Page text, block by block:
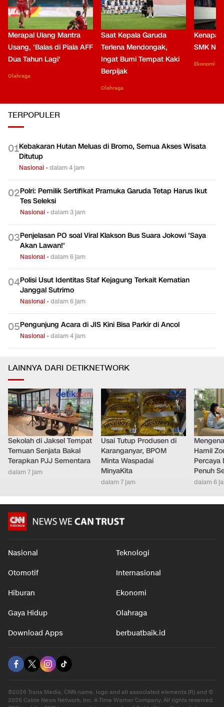
Merapal Ulang Mantra
Usang, 'Balas di Piala AFF
Dua Tahun Lagi'
Olahraga
Saat Kepala Garuda
Terlena Mendongak,
Ingat Bumi Tempat Kaki
Berpijak
Olahraga
Kenapa
SMK
Ekonomi
TERPOPULER
01Kebakaran Hutan Meluas di Bromo, Semua Akses Wisata
Ditutup
Nasional •dalam 4 jam
02Polri: Pemilik Sertifikat Pramuka Garuda Tetap Harus Ikut
Tes Seleksi
Nasional •dalam 3 jam
03Penjelasan PO soal Viral Klakson Bus Suara Jokowi 'Saya
Akan Lawan!'
Nasional •dalam 6 jam
04Polisi Usut Identitas Staf Kejagung Terkait Kematian
Janggal Sutrimo
Nasional •dalam 6 jam
05Pengunjung Acara di JIS Kini Bisa Parkir di Ancol
Nasional •dalam 4 jam
LAINNYA DARI DETIKNETWORK
Sekolah di Jaksel Tempat
Temuan Senjata Bakal
Terapkan PJJ Sementara
dalam 7 jam
Usai Tutup Produsen di
Karanganyar, BPOM
Minta Waspadai
MinyaKita
dalam 7 jam
Hamil
Percaya
Penuh
dalam 6
Nasional Teknologi
Otomotif Internasional
Hiburan Ekonomi
Gaya Hidup Olahraga
Download Apps berbuatbaik.id
©2026 Trans Media, CNN name, logo and all associated elements (R) and ©
2026 Cable News Network, Inc. A Time Warner Company. All rights reserved.